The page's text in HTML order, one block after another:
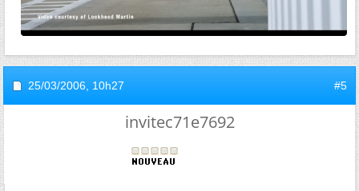
25/03/2006, 10h27 #5
invitec71e7692